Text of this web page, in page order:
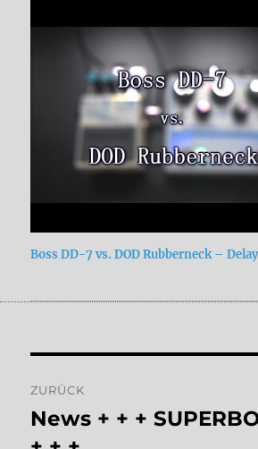
Boss DD-7 vs. DOD Rubberneck –
ZURÜCK
Vorheriger
Beitrag:
News + + +